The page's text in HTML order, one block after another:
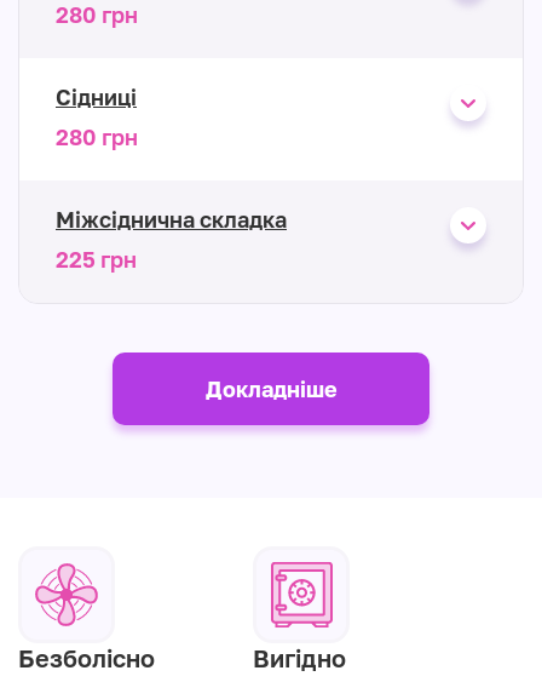
280 грн
Сідниці
280 грн
Міжсіднична складка
225 грн
Докладніше
Безболісно Вигідно